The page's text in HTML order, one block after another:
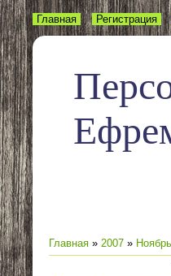
Главная Регистрация
Главная » 2007 » Ноябрь